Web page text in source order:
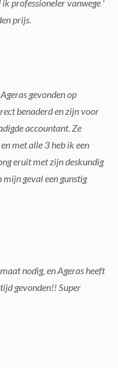
professioneler vanwege '
prijs.
gevonden op
benaderd en zijn voor
accountant. Ze
met alle 3 heb ik een
eruit met zijn deskundig
mijn geval een gunstig
nodig, en Ageras heeft
gevonden!! Super